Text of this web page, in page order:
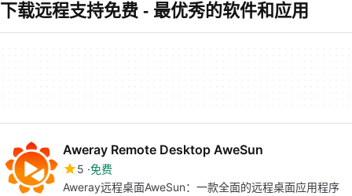
下载远程支持免费 - 最优秀的软件和应用
Aweray Remote Desktop AweSun
5 免费
Aweray远程桌面AweSun：一款全面的远程桌面应用程序